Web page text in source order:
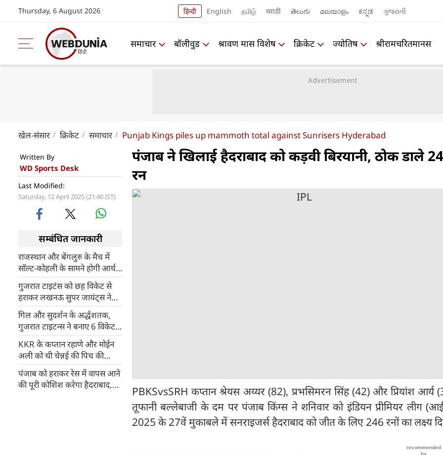
Thursday, 6 August 2026 हिन्दी English தமிழ் मराठी తెలుగు മലയാളം ಕನ್ನಡ ગુજરાતી
समाचार बॉलीवुड श्रावण मास विशेष क्रिकेट ज्योतिष श्रीरामचरितमानस
खेल-संसार क्रिकेट समाचार Punjab Kings piles up mammoth total against Sunrisers Hyderabad
Written By
WD Sports Desk
Last Modified:
Saturday, 12 April 2025 (21:40 IST)
सम्बंधित जानकारी
राजस्थान और बेंगलुरु के मैच में
सॉल्ट-कोहली के सामने होगी आर्चर
की मुश्किल चुनौती
गुजरात टाइटंस को छह विकेट से
हराकर लखनऊ सुपर जायंट्स ने
लगातार तीसरी जीत दर्ज की
गिल और सुदर्शन के अर्द्धशतक,
गुजरात टाइटन्स ने बनाए 6 विकेट
पर 180 रन
KKR के कप्तान रहाणे और मोईन
अली को थी चेन्नई की पिच की
समझ, एक्स्ट्रा स्पिनर रखने से
एकतरफा हुआ मैच
पंजाब को हराकर रेस में वापस आने
की पूरी कोशिश करेगा हैदराबाद,
पंजाब ने खिलाई हैदराबाद को कड़वी बिरयानी, ठोक डाले
रन
PBKSvsSRH कप्तान श्रेयस अय्यर (82), प्रभसिमरन सिंह (42) और प्रियांश आर्य
तूफानी बल्लेबाजी के दम पर पंजाब किंग्स ने शनिवार को इंडियन प्रीमियर लीग
2025 के 27वें मुकाबले में सनराइजर्स हैदराबाद को जीत के लिए 246 रनों का लक्ष्य